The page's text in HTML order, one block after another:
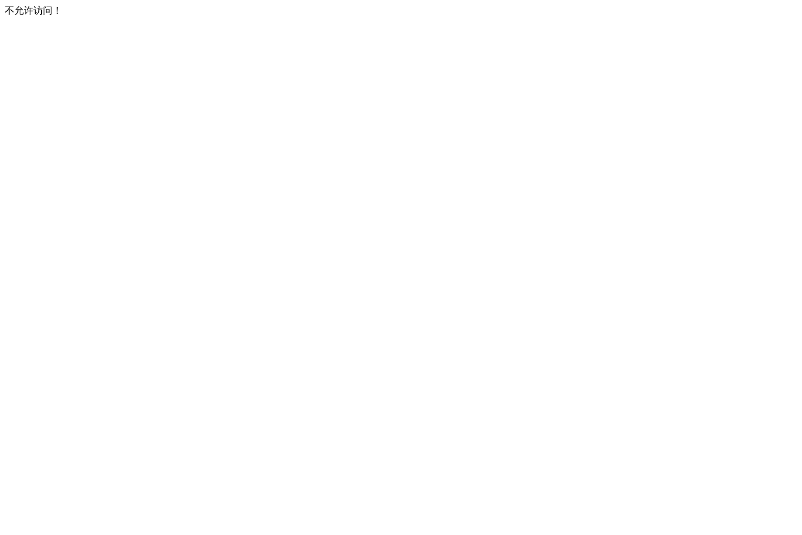
不允许访问！